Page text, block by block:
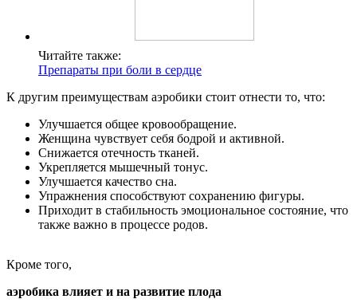
Читайте также:
Препараты при боли в сердце
К другим преимуществам аэробики стоит отнести то, что:
Улучшается общее кровообращение.
Женщина чувствует себя бодрой и активной.
Снижается отечность тканей.
Укрепляется мышечный тонус.
Улучшается качество сна.
Упражнения способствуют сохранению фигуры.
Приходит в стабильность эмоциональное состояние, что
также важно в процессе родов.
Кроме того,
аэробика влияет и на развитие плода